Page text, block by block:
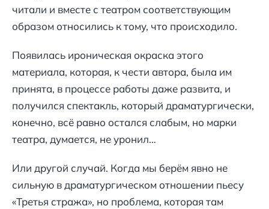
читали и вместе с театром соответствующим
образом относились к тому, что происходило.
Появилась ироническая окраска этого
материала, которая, к чести автора, была им
принята, в процессе работы даже развита, и
получился спектакль, который драматургически,
конечно, всё равно остался слабым, но марки
театра, думается, не уронил…
Или другой случай. Когда мы берём явно не
сильную в драматургическом отношении пьесу
«Третья стража», но проблема, которая там